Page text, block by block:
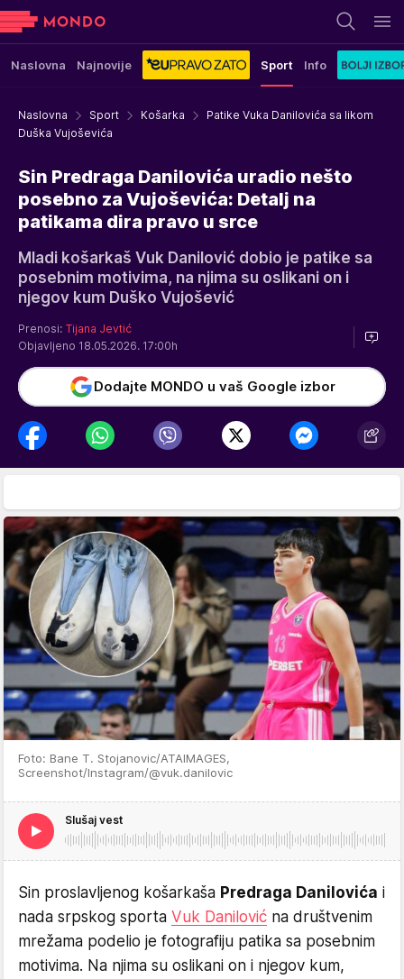
Naslovna Najnovije Sport Info
Naslovna Sport Košarka
Patike Vuka Danilovića sa likom
Duška Vujoševića
Sin Predraga Danilovića uradio nešto
posebno za Vujoševića: Detalj na
patikama dira pravo u srce
Mladi košarkaš Vuk Danilović dobio je patike sa
posebnim motivima, na njima su oslikani on i
njegov kum Duško Vujošević
Prenosi: Tijana Jevtić
Objavljeno 18.05.2026. 17:00h
Dodajte MONDO u vaš Google izbor
Foto: Bane T. Stojanovic/ATAIMAGES,
Screenshot/Instagram/@vuk.danilovic
Slušaj vest
Sin proslavljenog košarkaša Predraga Danilovića i
nada srpskog sporta Vuk Danilović na društvenim
mrežama podelio je fotografiju patika sa posebnim
motivima. Na njima su oslikani on i njegov kum,